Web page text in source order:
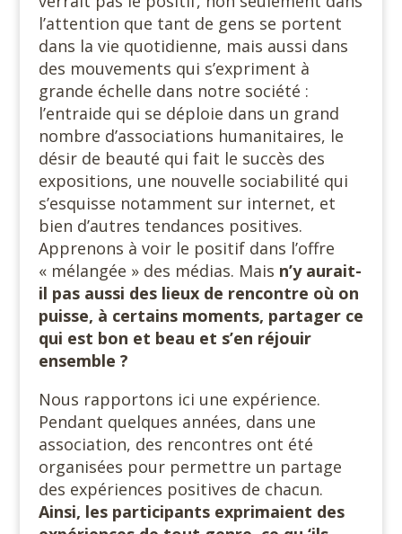
l’attention que tant de gens se portent
dans la vie quotidienne, mais aussi dans
des mouvements qui s’expriment à
grande échelle dans notre société :
l’entraide qui se déploie dans un grand
nombre d’associations humanitaires, le
désir de beauté qui fait le succès des
expositions, une nouvelle sociabilité qui
s’esquisse notamment sur internet, et
bien d’autres tendances positives.
Apprenons à voir le positif dans l’offre
« mélangée » des médias. Mais n’y aurait-
il pas aussi des lieux de rencontre où on
puisse, à certains moments, partager ce
qui est bon et beau et s’en réjouir
ensemble ?
Nous rapportons ici une expérience.
Pendant quelques années, dans une
association, des rencontres ont été
organisées pour permettre un partage
des expériences positives de chacun.
Ainsi, les participants exprimaient des